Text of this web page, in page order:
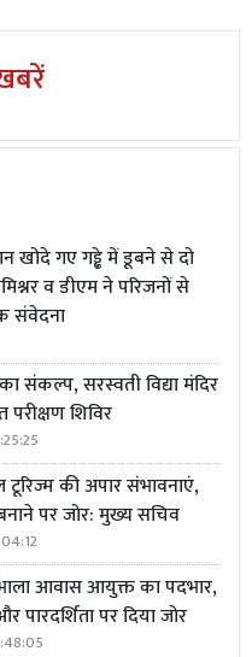
खोदे गए गड्ढे में डूबने से दो
व डीएम ने परिजनों से
संवेदना
संकल्प, सरस्वती विद्या मंदिर
शिविर
की अपार संभावनाएं,
पर जोर: मुख्य सचिव
आवास आयुक्त का पदभार,
पर दिया जोर